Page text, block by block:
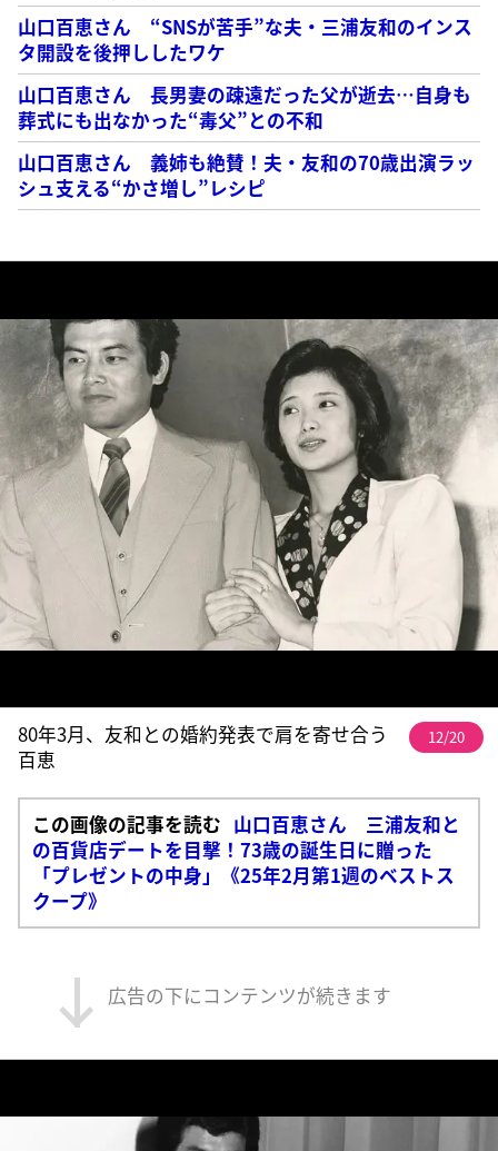
山口百恵さん “SNSが苦手”な夫・三浦友和のインス
タ開設を後押ししたワケ
山口百恵さん 長男妻の疎遠だった父が逝去…自身も
葬式にも出なかった“毒父”との不和
山口百恵さん 義姉も絶賛！夫・友和の70歳出演ラッ
シュ支える“かさ増し”レシピ
80年3月、友和との婚約発表で肩を寄せ合う
百恵
12/20
この画像の記事を読む 山口百恵さん 三浦友和と
の百貨店デートを目撃！73歳の誕生日に贈った
「プレゼントの中身」《25年2月第1週のベストス
クープ》
広告の下にコンテンツが続きます